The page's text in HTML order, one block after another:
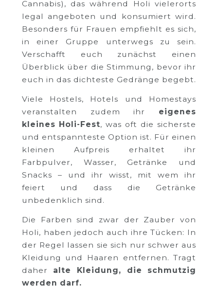
Cannabis), das während Holi vielerorts
legal angeboten und konsumiert wird.
Besonders für Frauen empfiehlt es sich,
in einer Gruppe unterwegs zu sein.
Verschafft euch zunächst einen
Überblick über die Stimmung, bevor ihr
euch in das dichteste Gedränge begebt.
Viele Hostels, Hotels und Homestays
veranstalten zudem ihr eigenes
kleines Holi-Fest, was oft die sicherste
und entspannteste Option ist. Für einen
kleinen Aufpreis erhaltet ihr
Farbpulver, Wasser, Getränke und
Snacks – und ihr wisst, mit wem ihr
feiert und dass die Getränke
unbedenklich sind.
Die Farben sind zwar der Zauber von
Holi, haben jedoch auch ihre Tücken: In
der Regel lassen sie sich nur schwer aus
Kleidung und Haaren entfernen. Tragt
daher alte Kleidung, die schmutzig
werden darf.